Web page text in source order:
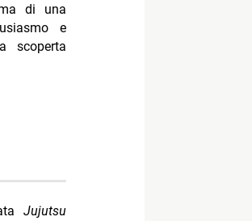
di una
e
scoperta
Jujutsu